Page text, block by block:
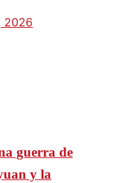
2026
guerra de
y la